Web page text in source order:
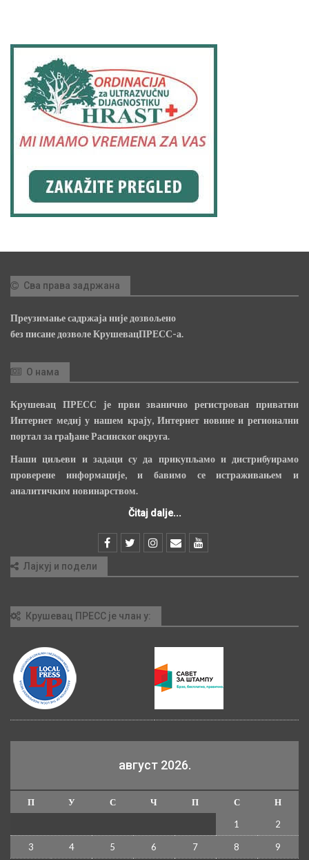
Сва права задржана
Преузимање садржаја није дозвољено
без писане дозволе КрушевацПРЕСС-а.
О нама
Крушевац ПРЕСС је први званично регистрован приватни
Интернет медиј у нашем крају, Интернет новине и регионални
портал за грађане Расинског округа.
Наши циљеви и задаци су да прикупљамо и дистрибуирамо
проверене информације, и бавимо се истраживањем и
аналитичким новинарством.
Čitaj dalje...
Лајкуј и подели
Крушевац ПРЕСС је члан у:
август 2026.
П У С Ч П С
Н
1
2
3 4 5 6 7 8 9